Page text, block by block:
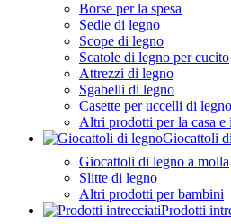
Borse per la spesa
Sedie di legno
Scope di legno
Scatole di legno per cucito
Attrezzi di legno
Sgabelli di legno
Casette per uccelli di legno
Altri prodotti per la casa
Giocattoli
Giocattoli di legno a molla
Slitte di legno
Altri prodotti per bambini
Prodotti